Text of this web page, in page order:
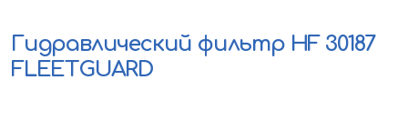
Гидравлический фильтр HF 30187
FLEETGUARD